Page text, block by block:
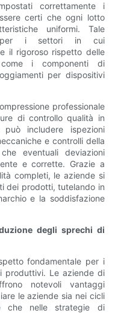
correttamente i
certi che ogni lotto
uniformi. Tale
per i settori in cui
il rigoroso rispetto delle
come i componenti di
per dispositivi
professionale
di controllo qualità in
includere ispezioni
e controlli della
eventuali deviazioni
e corrette. Grazie a
completi, le aziende si
dei prodotti, tutelando in
e la soddisfazione
degli sprechi di
fondamentale per i
produttivi. Le aziende di
notevoli vantaggi
le aziende sia nei cicli
che nelle strategie di